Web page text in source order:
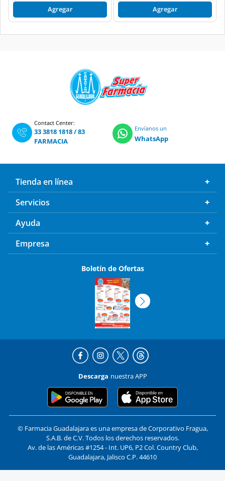
Agregar Agregar
Contact Center:
33 3818 1818/83
FARMACIA
Envíanos un
WhatsApp
Tienda en línea
Servicios
Ayuda
Empresa
Boletín de Ofertas
Descarga nuestra APP
© Farmacia Guadalajara es una empresa de Corporativo Fragua,
S.A.B. de C.V. Todos los derechos reservados.
Av. de las Américas #1254 - Int. UP6, P2 Col. Country Club,
Guadalajara, Jalisco C.P. 44610